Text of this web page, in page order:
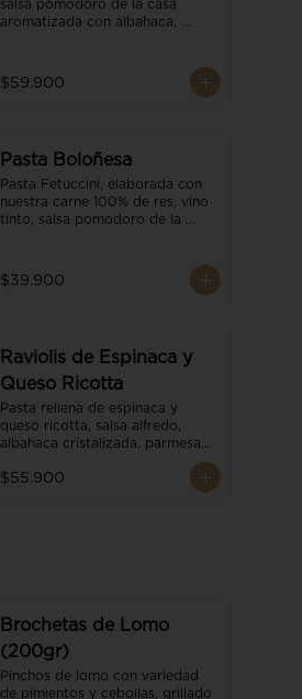
salsa pomodoro de la casa
aromatizada con albahaca,
$59.900
Pasta Boloñesa
Pasta Fetuccini, elaborada con
nuestra carne 100% de res, vino
tinto, salsa pomodoro de la
$39.900
Raviolis de Espinaca y
Queso Ricotta
Pasta rellena de espinaca y
queso ricotta, salsa alfredo,
albahaca cristalizada, parmesano
$55.900
Brochetas de Lomo
(200gr)
Pinchos de lomo con variedad
de pimientos y cebollas, grillado